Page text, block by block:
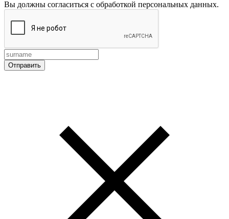
Вы должны согласиться с обработкой персональных данных.